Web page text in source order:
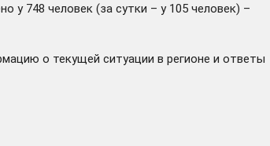
у 748 человек (за сутки – у 105 человек) –
о текущей ситуации в регионе и ответы